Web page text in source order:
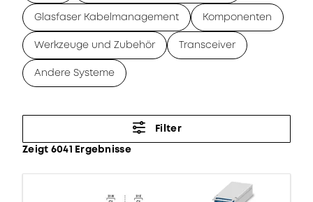
Glasfaser Kabelmanagement Komponenten
Werkzeuge und Zubehör Transceiver
Andere Systeme
Filter
Zeigt 6041 Ergebnisse